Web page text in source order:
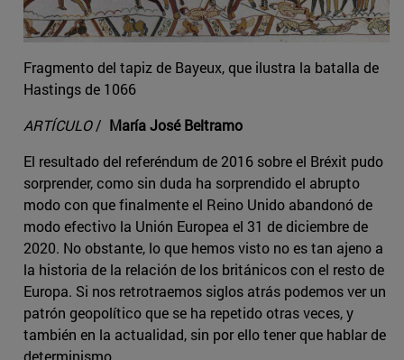
Fragmento del tapiz de Bayeux, que ilustra la batalla de
Hastings de 1066
ARTÍCULO/ María José Beltramo
El resultado del referéndum de 2016 sobre el Bréxit pudo
sorprender, como sin duda ha sorprendido el abrupto
modo con que finalmente el Reino Unido abandonó de
modo efectivo la Unión Europea el 31 de diciembre de
2020. No obstante, lo que hemos visto no es tan ajeno a
la historia de la relación de los británicos con el resto de
Europa. Si nos retrotraemos siglos atrás podemos ver un
patrón geopolítico que se ha repetido otras veces, y
también en la actualidad, sin por ello tener que hablar de
determinismo.